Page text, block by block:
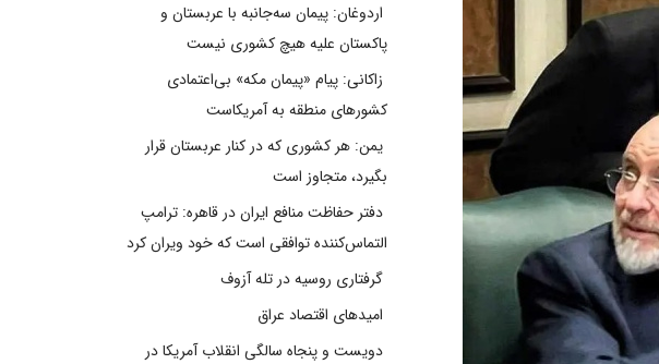
اردوغان: پیمان سه‌جانبه با عربستان و
پاکستان علیه هیچ کشوری نیست
زاکانی: پیام «پیمان مکه» بی‌اعتمادی
کشورهای منطقه به آمریکاست
یمن: هر کشوری که در کنار عربستان قرار
بگیرد، متجاوز است
دفتر حفاظت منافع ایران در قاهره: ترامپ
التماس‌کننده توافقی است که خود ویران کرد
گرفتاری روسیه در تله آزوف
امیدهای اقتصاد عراق
دویست و پنجاه سالگی انقلاب آمریکا در